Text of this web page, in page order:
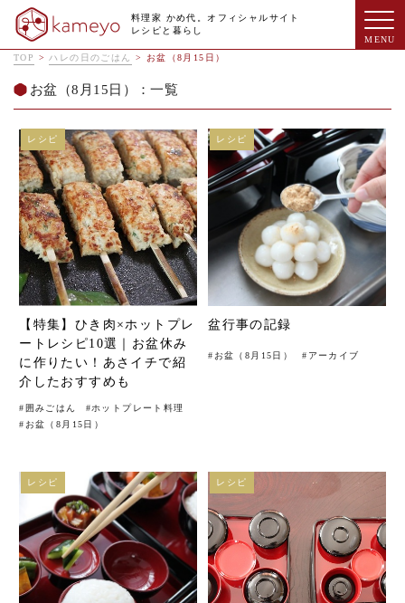
料理家 かめ代。オフィシャルサイト
レシピと暮らし
TOP > ハレの日のごはん > お盆（8月15日）
お盆（8月15日）：一覧
【特集】ひき肉×ホットプレ
ートレシピ10選｜お盆休み
に作りたい！あさイチで紹
介したおすすめも
# 囲みごはん #ホットプレート料理
# お盆（8月15日）
レシピ
盆行事の記録
# お盆（8月15日） # アーカイブ
レシピ
レシピ レシピ